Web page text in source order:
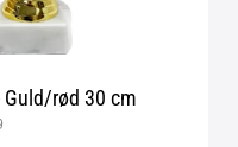
Guld/rød 30 cm